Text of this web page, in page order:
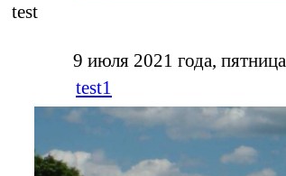
test
9 июля 2021 года, пятница
test1